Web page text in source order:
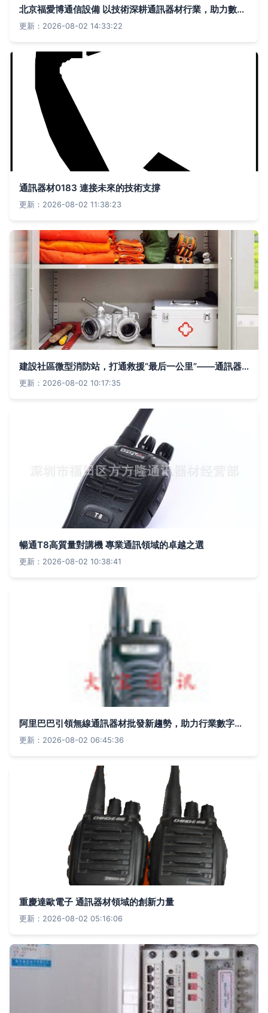
北京福愛博通信設備 以技術深耕通訊器材行業，助力數字中國建設
更新：2026-08-02 14:33:22
通訊器材0183 連接未來的技術支撐
更新：2026-08-02 11:38:23
建設社區微型消防站，打通救援“最后一公里”——通訊器材的標準配置與高效運用
更新：2026-08-02 10:17:35
暢通T8高質量對講機 專業通訊領域的卓越之選
更新：2026-08-02 10:38:41
阿里巴巴引領無線通訊器材批發新趨勢，助力行業數字化轉型
更新：2026-08-02 06:45:36
重慶達歐電子 通訊器材領域的創新力量
更新：2026-08-02 05:16:06